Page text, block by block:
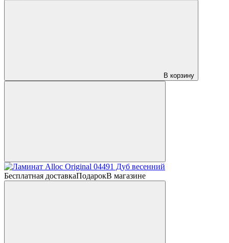
В корзину
Бесплатная доставкаПодарокВ магазине